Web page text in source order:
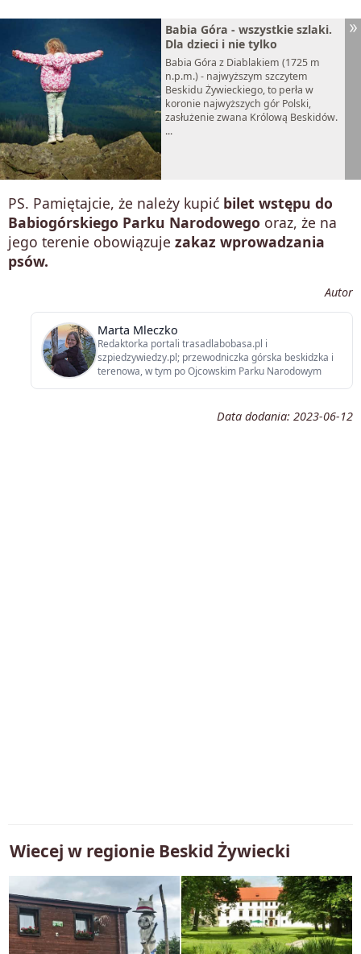
Babia Góra - wszystkie szlaki.
Dla dzieci i nie tylko
Babia Góra z Diablakiem (1725 m
n.p.m.) - najwyższym szczytem
Beskidu Żywieckiego, to perła w
koronie najwyższych gór Polski,
zasłużenie zwana Królową Beskidów.
...
PS. Pamiętajcie, że należy kupić bilet wstępu do
Babiogórskiego Parku Narodowego oraz, że na
jego terenie obowiązuje zakaz wprowadzania
psów.
Autor
Marta Mleczko
Redaktorka portali trasadlabobasa.pl i
szpiedzywiedzy.pl; przewodniczka górska beskidzka i
terenowa, w tym po Ojcowskim Parku Narodowym
Data dodania: 2023-06-12
Wiecej w regionie Beskid Żywiecki